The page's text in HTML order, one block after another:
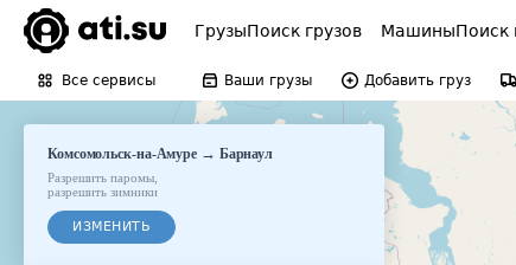
ГрузыПоиск грузов Машины
Все сервисы Ваши грузы Добавить груз
Комсомольск-на-Амуре → Барнаул
Разрешить паромы
разрешить зимники
ИЗМЕНИТЬ